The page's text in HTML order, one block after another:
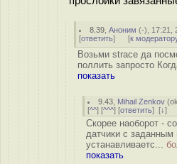
8.39 ,Аноним (-), 17:21,
[ответить] [к
Возьми strace да
поллить запросто
показать
9.43 Mihail Zenkov (
[^^] [^^^] [ответить] [↓]
Скорее наоборот -
датчики с заданным
устанавливаетс...
показать